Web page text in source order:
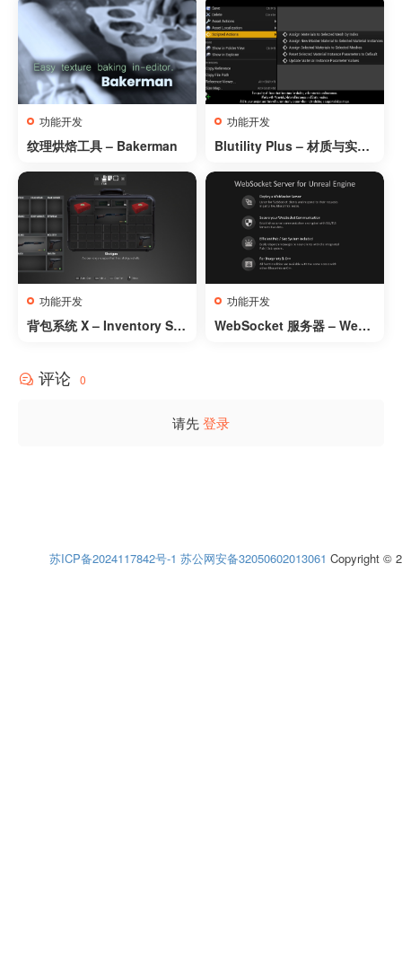
es System – Vehicle Physi
cs – Traffic AI – Drift Polic
e
功能开发
纹理烘焙工具 – Bakerman
功能开发
Blutility Plus – 材质与实例
erial and Instance Option
功能开发
背包系统 X – Inventory Sys
功能开发
WebSocket 服务器 – WebS
评论 0
请先登录
苏ICP备2024117842号-1 苏公网安备32050602013061 Copyright ©